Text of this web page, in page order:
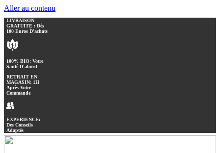
Aller au contenu
LIVRAISON
GRATUITE : Dès
100 Euros D'achats
100% BIO: Votre
Santé D'abord
RETRAIT EN
MAGASIN: 1H
Après Votre
Commande
EXPERIENCE:
Des Conseils
Adaptés